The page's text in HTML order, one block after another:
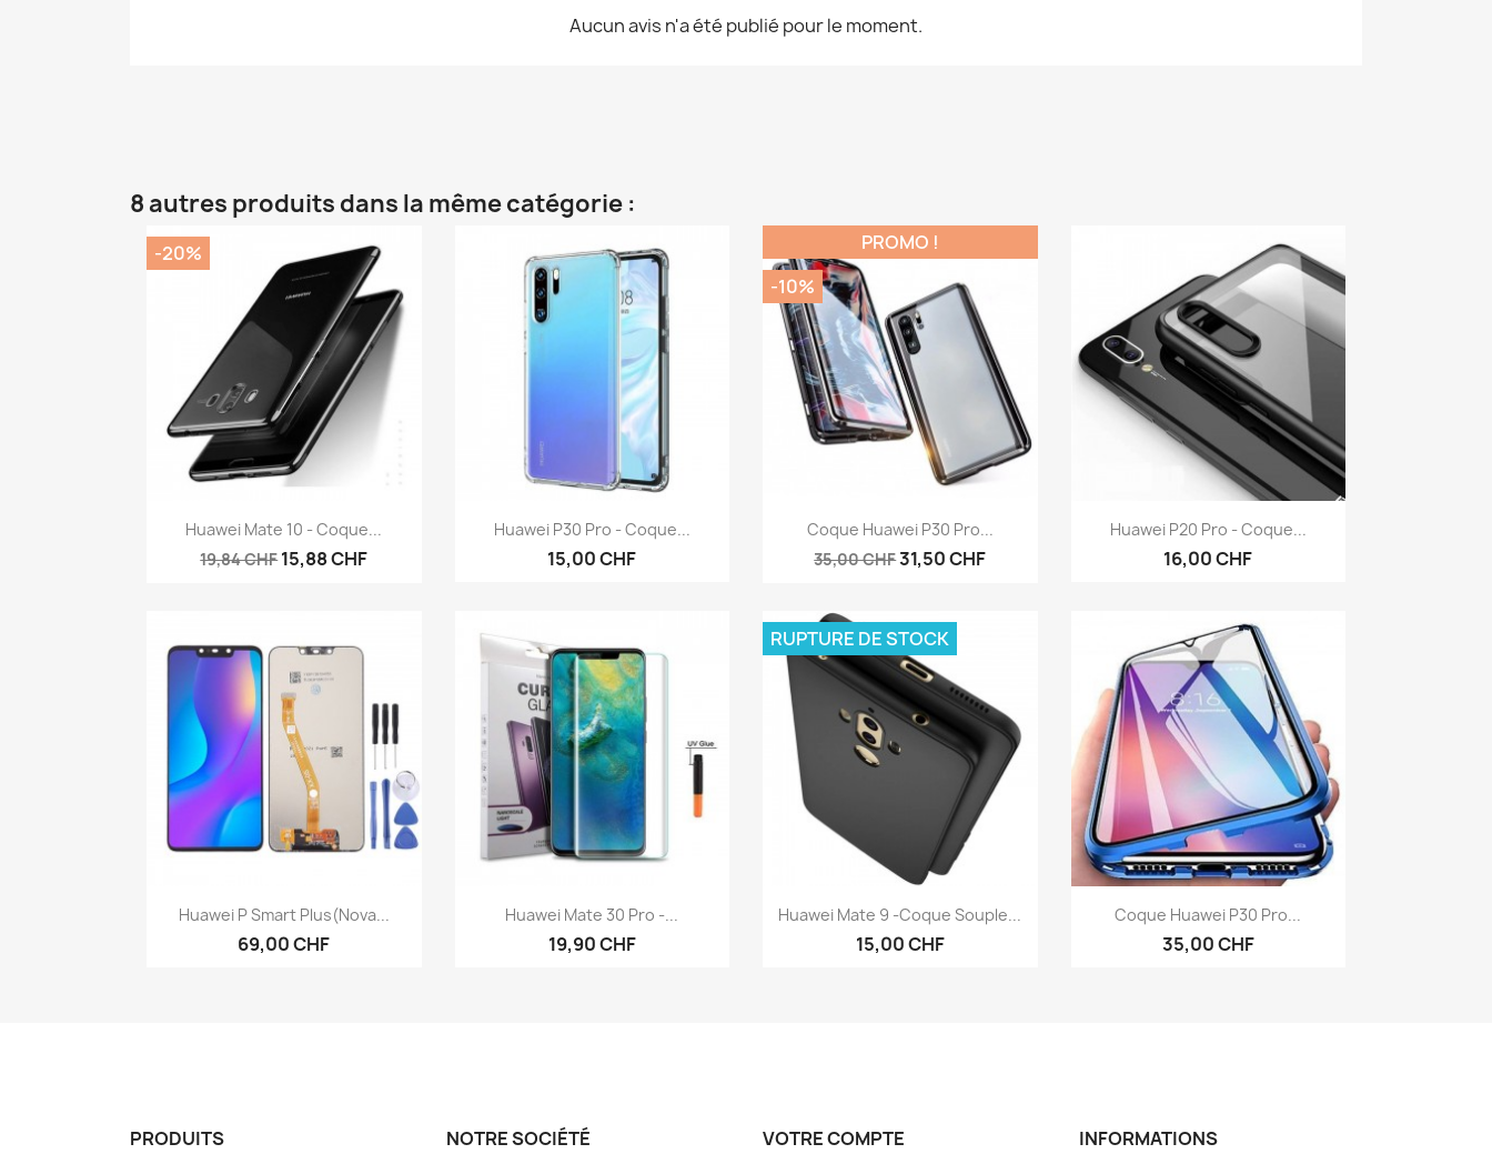
Aucun avis n'a été publié pour le moment.
8 autres produits dans la même catégorie :
Aperçu rapide
Huawei Mate 10 - Coque...
19,84 CHF15,88 CHF
-20%
Aperçu rapide
Huawei P30 Pro - Coque...
15,00 CHF
Aperçu rapide
Coque Huawei P30 Pro...
35,00 CHF31,50 CHF
PROMO !
-10%
Aperçu rapide
Huawei P20 Pro - Coque...
16,00 CHF
Aperçu rapide
Huawei P Smart Plus(Nova...
69,00 CHF
Aperçu rapide
Huawei Mate 30 Pro -...
19,90 CHF
Aperçu rapide
Huawei Mate 9 -coque Souple...
15,00 CHF
RUPTURE DE STOCK
Aperçu rapide
Coque Huawei P30 Pro...
35,00 CHF
PRODUITS NOTRE SOCIÉTÉ VOTRE COMPTE INFORMATIONS